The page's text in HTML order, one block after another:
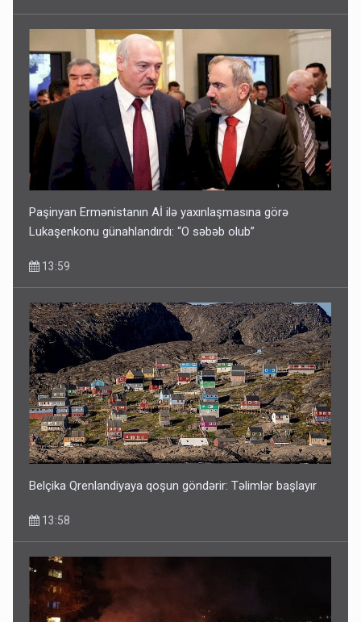
Paşinyan Ermənistanın Aİ ilə yaxınlaşmasına görə
Lukaşenkonu günahlandırdı: “O səbəb olub”
13:59
Belçika Qrenlandiyaya qoşun göndərir: Təlimlər başlayır
13:58